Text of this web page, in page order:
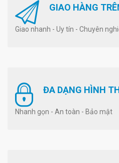
GIAO HÀNG
Giao nhanh - Uy tín - Chuyên
ĐA DẠNG HÌNH
Nhanh gọn - An toàn - Bảo mật